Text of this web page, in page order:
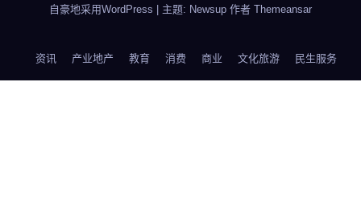
自豪地采用WordPress 主题: Newsup 作者 Themeansar
资讯 产业地产 教育 消费 商业 文化旅游 民生服务